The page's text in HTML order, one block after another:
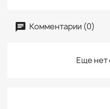
Комментарии (0)
Еще нет